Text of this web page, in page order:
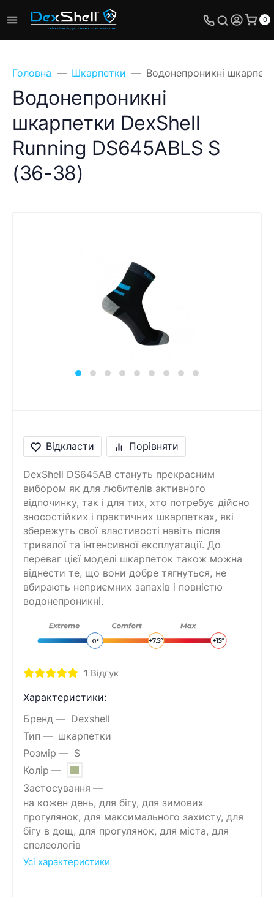
0
Головна Шкарпетки Водонепроникні
Водонепроникні
шкарпетки DexShell
Running DS645ABLS S
(36-38)
Відкласти Порівняти
DexShell DS645AB стануть прекрасним
вибором як для любителів активного
відпочинку, так і для тих, хто потребує дійсно
зносостійких і практичних шкарпетках, які
збережуть свої властивості навіть після
тривалої та інтенсивної експлуатації. До
переваг цієї моделі шкарпеток також можна
віднести те, що вони добре тягнуться, не
вбирають неприємних запахів і повністю
водонепроникні.
1 Відгук
Характеристики:
Бренд
Dexshell
Тип
шкарпетки
Розмір
S
Колір
Застосування
на кожен день, для бігу, для зимових
прогулянок, для максимального захисту, для
бігу в дощ, для прогулянок, для міста, для
спелеологів
Усі характеристики